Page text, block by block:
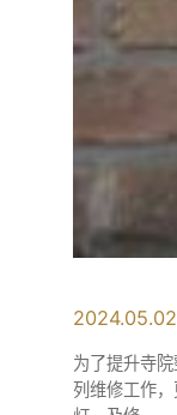
为了提升寺
列维修工作